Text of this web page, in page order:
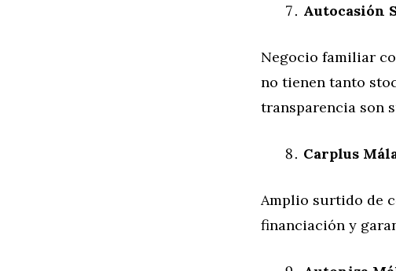
Autocasión
Negocio familiar
no tienen tanto
transparencia son
Carplus
Amplio surtido de
financiación y